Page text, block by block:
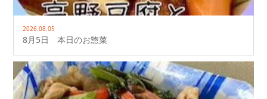
2026.08.05
8月5日 本日のお惣菜